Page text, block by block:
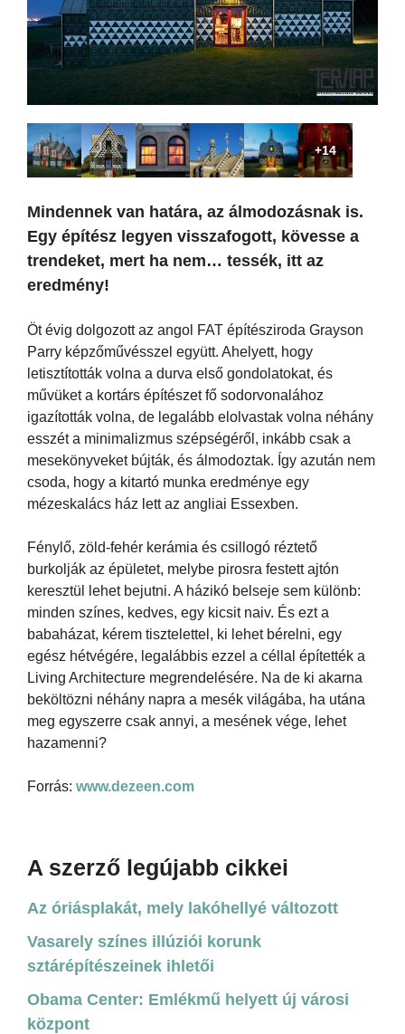
+14
Mindennek van határa, az álmodozásnak is.
Egy építész legyen visszafogott, kövesse a
trendeket, mert ha nem… tessék, itt az
eredmény!
Öt évig dolgozott az angol FAT építésziroda Grayson
Parry képzőművésszel együtt. Ahelyett, hogy
letisztították volna a durva első gondolatokat, és
művüket a kortárs építészet fő sodorvonalához
igazították volna, de legalább elolvastak volna néhány
esszét a minimalizmus szépségéről, inkább csak a
mesekönyveket bújták, és álmodoztak. Így azután nem
csoda, hogy a kitartó munka eredménye egy
mézeskalács ház lett az angliai Essexben.
Fénylő, zöld-fehér kerámia és csillogó réztető
burkolják az épületet, melybe pirosra festett ajtón
keresztül lehet bejutni. A házikó belseje sem különb:
minden színes, kedves, egy kicsit naiv. És ezt a
babaházat, kérem tisztelettel, ki lehet bérelni, egy
egész hétvégére, legalábbis ezzel a céllal építették a
Living Architecture megrendelésére. Na de ki akarna
beköltözni néhány napra a mesék világába, ha utána
meg egyszerre csak annyi, a mesének vége, lehet
hazamenni?
Forrás: www.dezeen.com
A szerző legújabb cikkei
Az óriásplakát, mely lakóhellyé változott
Vasarely színes illúziói korunk
sztárépítészeinek ihletői
Obama Center: Emlékmű helyett új városi
központ